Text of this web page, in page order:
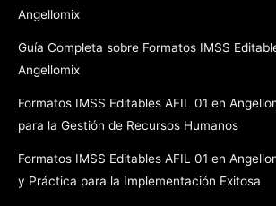
Angellomix
Guía Completa sobre Formatos IMSS
Angellomix
Formatos IMSS Editables AFIL 01 en
para la Gestión de Recursos Humanos
Formatos IMSS Editables AFIL 01 en
y Práctica para la Implementación Exitosa